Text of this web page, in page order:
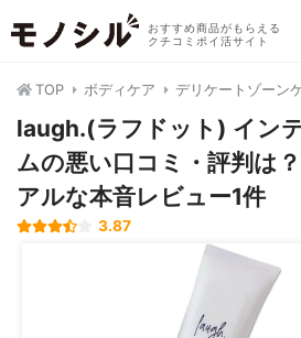
おすすめ商品がもらえる
クチコミポイ活サイト
TOP ボディケア デリケートゾーン
laugh.(ラフドット) イン
ムの悪い口コミ・評判は
アルな本音レビュー1件
3.87